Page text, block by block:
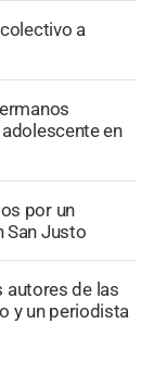
a
en
por un
San Justo
autores de las
y un periodista